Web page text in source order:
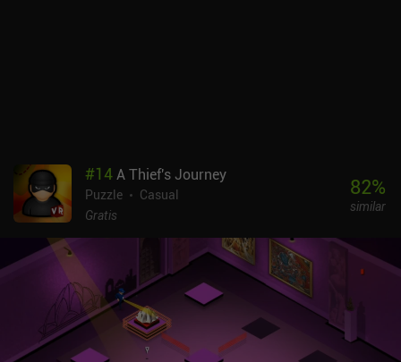
#14A Thief's Journey
Puzzle
Casual
Gratis
82%
similar